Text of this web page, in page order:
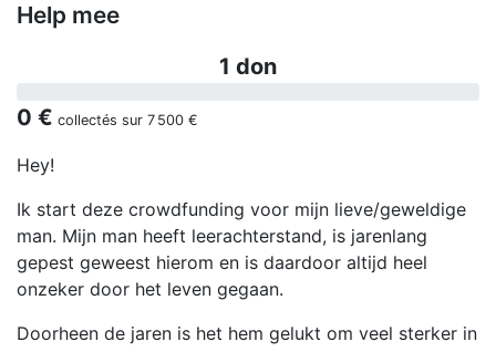
Help mee
1 don
0 € collectés sur 7 500 €
Hey!
Ik start deze crowdfunding voor mijn lieve/geweldige
man. Mijn man heeft leerachterstand, is jarenlang
gepest geweest hierom en is daardoor altijd heel
onzeker door het leven gegaan.
Doorheen de jaren is het hem gelukt om veel sterker in